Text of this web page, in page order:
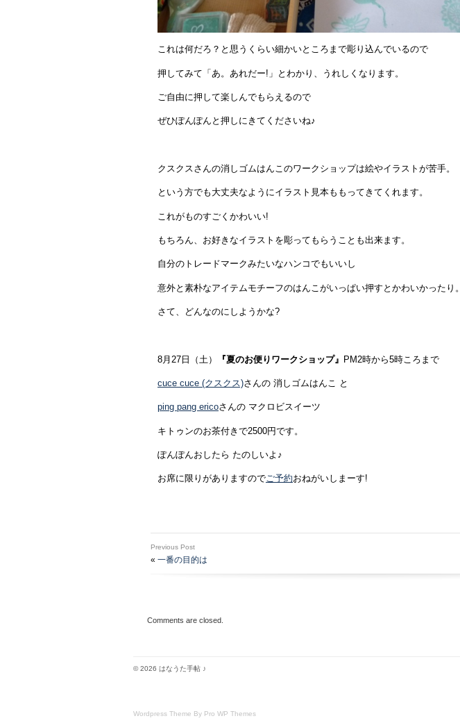
これは何だろ？と思うくらい細かいところまで彫り込んでいるので
押してみて「あ。あれだー!」とわかり、うれしくなります。
ご自由に押して楽しんでもらえるので
ぜひぽんぽんと押しにきてくださいね♪
クスクスさんの消しゴムはんこのワークショップは絵やイラストが苦手。
という方でも大丈夫なようにイラスト見本ももってきてくれます。
これがものすごくかわいい!
もちろん、お好きなイラストを彫ってもらうことも出来ます。
自分のトレードマークみたいなハンコでもいいし
意外と素朴なアイテムモチーフのはんこがいっぱい押すとかわいかったり。
さて、どんなのにしようかな?
8月27日（土） 『夏のお便りワークショップ』 PM2時から5時ころまで
cuce cuce (クスクス)さんの 消しゴムはんこ と
ping pang ericoさんの マクロビスイーツ
キトゥンのお茶付きで2500円です。
ぽんぽんおしたら たのしいよ♪
お席に限りがありますのでご予約おねがいしまーす!
Previous Post
« 一番の目的は
Comments are closed.
© 2026 はなうた手帖 ♪
Wordpress Theme By Pro WP Themes